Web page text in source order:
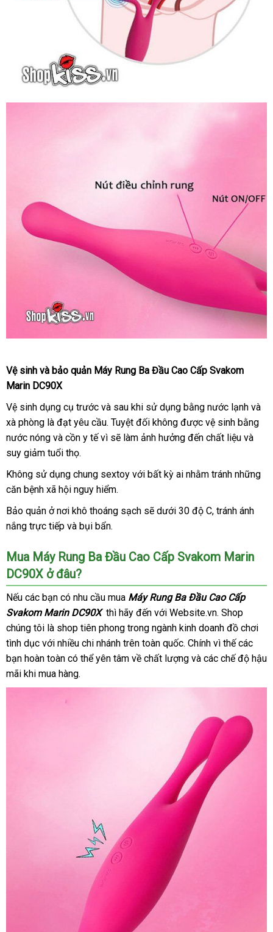
điều
khiển
Rung
Ba
Đầu
Cao
Svakom
Marin
DC90X.
Vệ sinh sử
dụng
và bảo quản Máy Rung Ba Đầu Cao Cấp Svakom
Marin DC90X
Vệ sinh dụng cụ trước mua
sắm
và sau khi sử dụng bằng nước lạnh và
xà phòng là đạt yêu cầunơi
nào
. Tuyệt đối không địa
chỉ
được vệ sinh bằng
nước nóng có
nên
chọn
và cồn y tế vì Đài
sẽ làm ảnh hưởng đến chất liệu trung
và
suy giảm tuổi thọ.
Không sử dụng chung sextoy đã
sử
với bất kỳ ai voucher
nhằm tránh hàng
những
căn bệnh xã hội nguy hiểm.
Bảo quản ở nơi khô thoáng sạch thảo
sẽ dưới 30 độ Cđấu
, tránh ánh
nắng trực tiếp an
và bụi bẩn.
Mua Máy Rung Ba Đầu Cao Cấp Svakom Marin
DC90X ở đâu?
địa
chỉ
Nếu tự
động
các bạn có nhu cầu mua Máy Rung Ba Đầu Cao Cấp
Svakom Marin DC90X Úc
thì hãy đến Trung
Quốc
với Website.vnHàn
Quốc
. Shop
chúng tôi là shop tiên phong trong ngành kinh doanh đồ chơi
tình dục cung
cấp
với nhiều chi nhánh trên toàn quốcbáo
giá
. Chính vì thếthông
minh
các
bạn hoàn toàn tư
vấn
có thể yên tâm về chất lượng phân
và nhập
các chế độ hậu
mãi khi mua hàng.